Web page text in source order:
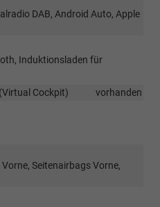
DAB, Android Auto, Apple
Induktionsladen für
Cockpit)
vorhanden
Seitenairbags Vorne,